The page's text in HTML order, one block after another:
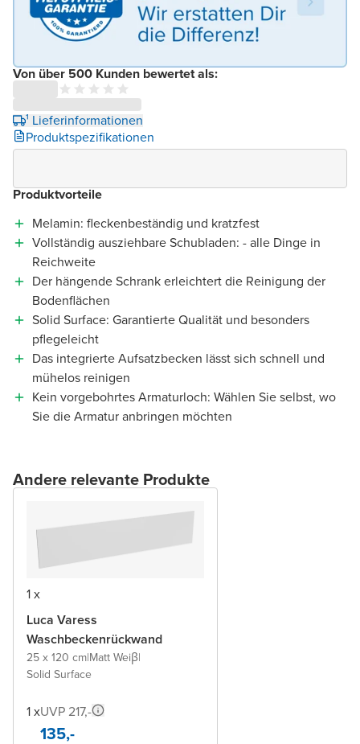
Von über 500 Kunden bewertet als:
¹ Lieferinformationen
Produktspezifikationen
Produktvorteile
Melamin: fleckenbeständig und kratzfest
Vollständig ausziehbare Schubladen: - alle Dinge in
Reichweite
Der hängende Schrank erleichtert die Reinigung der
Bodenflächen
Solid Surface: Garantierte Qualität und besonders
pflegeleicht
Das integrierte Aufsatzbecken lässt sich schnell und
mühelos reinigen
Kein vorgebohrtes Armaturloch: Wählen Sie selbst, wo
Sie die Armatur anbringen möchten
Andere relevante Produkte
1 x
Luca Varess
Waschbeckenrückwand
25 x 120 cm|Matt Weiβ|
Solid Surface
1 xUVP 217,-
135,-